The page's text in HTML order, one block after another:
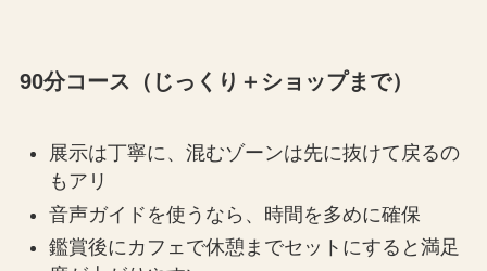
90分コース（じっくり＋ショップまで）
展示は丁寧に、混むゾーンは先に抜けて戻るの
もアリ
音声ガイドを使うなら、時間を多めに確保
鑑賞後にカフェで休憩までセットにすると満足